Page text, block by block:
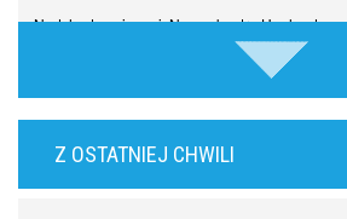
Nadchodzą giganci. Nunez kontra Haaland
Lewandowski kontra Bayern. Czy wilk będzie
Z OSTATNIEJ CHWILI